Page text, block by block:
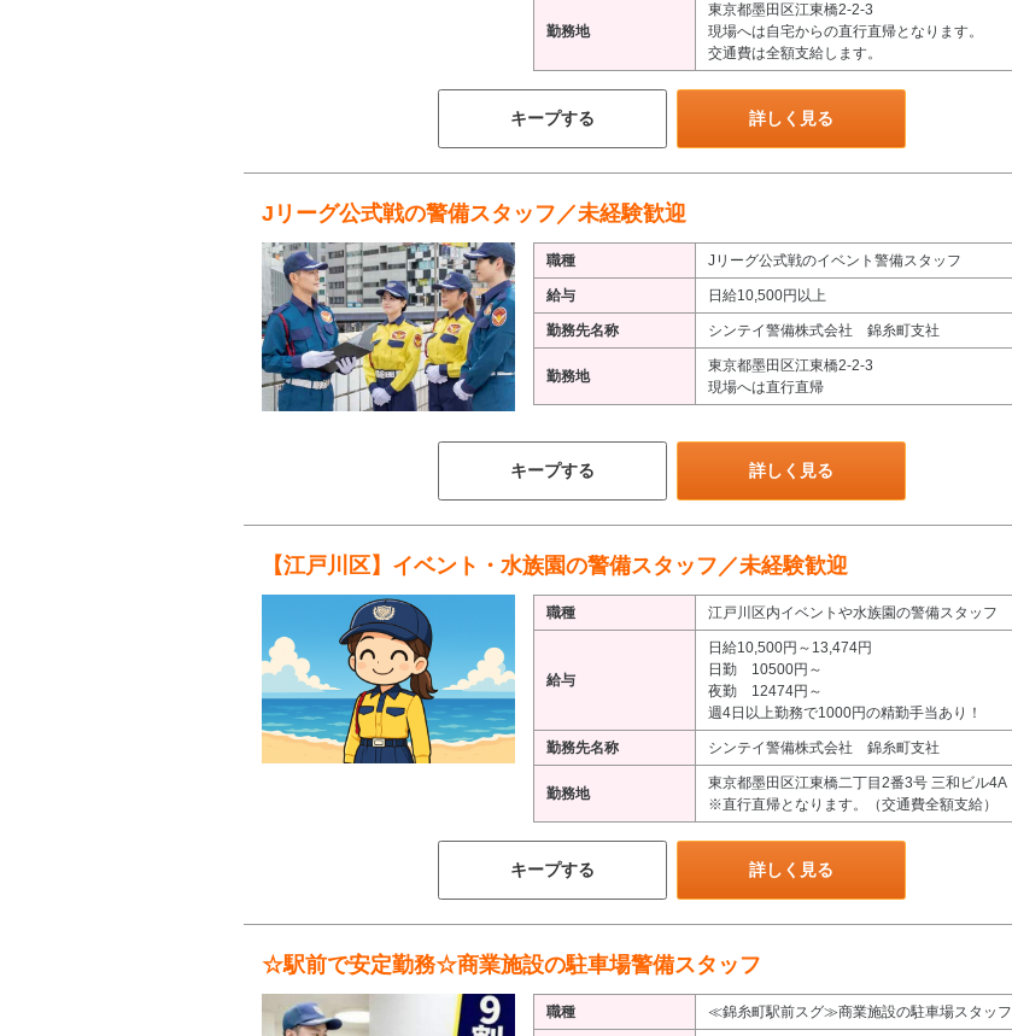
勤務地
東京都墨田区江東橋2-2-3
現場へは自宅からの直行直帰となります。
交通費は全額支給します。
キープする 詳しく見る
Jリーグ公式戦の警備スタッフ／未経験歓迎
職種 Jリーグ公式戦のイベント警備スタッフ
給与 日給10,500円以上
勤務先名称 シンテイ警備株式会社 錦糸町支社
勤務地
東京都墨田区江東橋2-2-3
現場へは直行直帰
キープする 詳しく見る
【江戸川区】イベント・水族園の警備スタッフ／未経験歓迎
職種 江戸川区内イベントや水族園の警備スタッフ
給与
日給10,500円～13,474円
日勤 10500円～
夜勤 12474円～
週4日以上勤務で1000円の精勤手当あり！
勤務先名称 シンテイ警備株式会社 錦糸町支社
勤務地
東京都墨田区江東橋二丁目2番3号 三和ビル4A
※直行直帰となります。（交通費全額支給）
キープする 詳しく見る
☆駅前で安定勤務☆商業施設の駐車場警備スタッフ
職種 ≪錦糸町駅前スグ≫商業施設の駐車場スタッフ